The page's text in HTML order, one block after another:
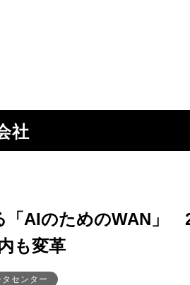
社
「AIのためのWAN」
も変革
センター